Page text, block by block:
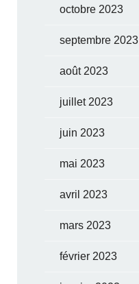
octobre 2023
septembre 2023
août 2023
juillet 2023
juin 2023
mai 2023
avril 2023
mars 2023
février 2023